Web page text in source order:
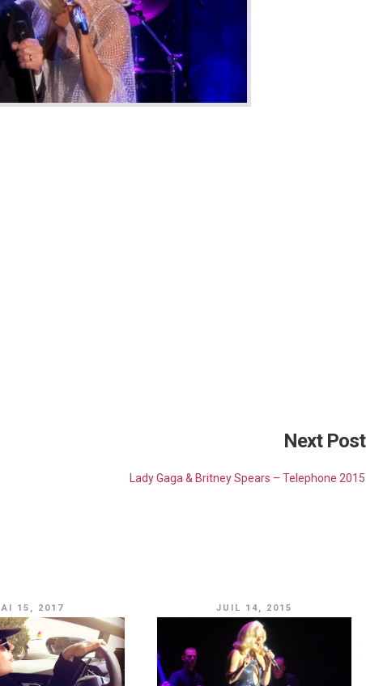
Next Post
Lady Gaga & Britney Spears – Telephone 2015
15, 2017 JUIL 14, 2015